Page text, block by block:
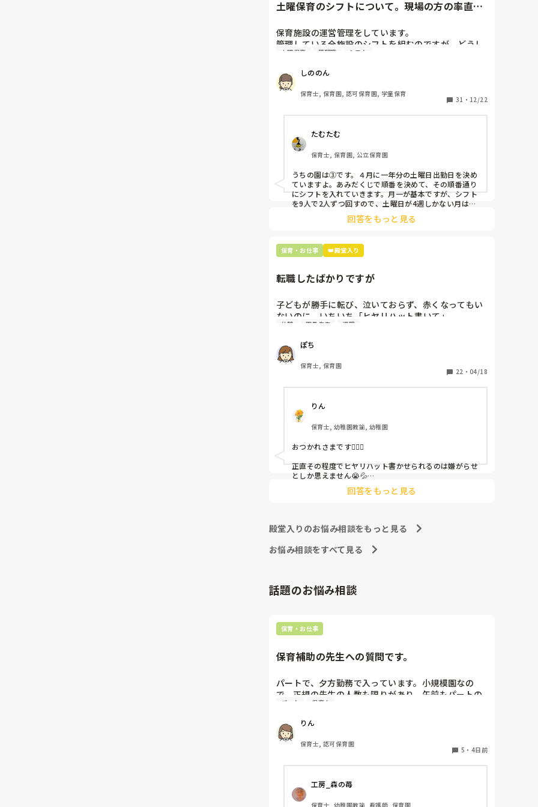
土曜保育のシフトについて。現場の方の率直な
保育施設の運営管理をしています。
管理している全施設のシフトを組むのですが、どうし
ても土曜保育だけは入れる方が少なく、いつも苦労し
応募の段階では皆、月1〜2回の土曜出勤があることに
同意して入職しているはずですが、いざ勤務が始まる
と一日も土曜出勤が出来ない方ばかりです。
①土曜日の希望休は2日まで、と制限をかける
②毎月、必ず土曜保育に入ることのできる日を1日だ
けピックアップしてもらう
③仮シフトが出た時、土曜出勤が難しければ自身で代
わりの人を交渉して見つけてもらう
上記のいずれかの対策を取り入れることを考えていま
土曜保育 管理職 シフト
しののん
保育士, 保育園, 認可保育園, 学童保育
31 ・ 12/22
たむたむ
保育士, 保育園, 公立保育園
うちの園は③です。４月に一年分の土曜日出勤日を決め
ていますよ。あみだくじで順番を決めて、その順番通り
にシフトを入れていきます。月一が基本ですが、シフト
を9人で2人ずつ回すので、土曜日が4週しかない月は無
しの時もありますよ。その土曜日が出られない人は、同
じシフト時間の人と自分で交代して貰い、主任に報告し
回答をもっと見る
保育・お仕事 👑殿堂入り
転職したばかりですが
子どもが勝手に転び、泣いておらず、赤くなってもい
ないのに、いちいち「ヒヤリハット書いて」
と書かされ
休憩時間に書くしかなく、辛いです
（そう言う本人は書かない）
しかも、上司に↑この内容でも
「どうしたらなくせるか」
呼ばれて一緒に対策を考えさせられること多数
これだけで30〜40分拘束されて辛いです
皆さんの園はどうですか?
休憩 園長先生 退職
ぽち
保育士, 保育園
22 ・ 04/18
りん
保育士, 幼稚園教諭, 幼稚園
おつかれさまです🙇🏻‍♀️
正直その程度でヒヤリハット書かせられるのは嫌がらせ
としか思えません😭💦
他の先生方も同様のことをされているのでしょうか？
回答をもっと見る
殿堂入りのお悩み相談をもっと見る
お悩み相談をすべて見る
話題のお悩み相談
保育・お仕事
保育補助の先生への質問です。
パートで、夕方勤務で入っています。小規模園なの
で、正規の先生の人数も限りがあり、午前もパートの
保育士さんが1人いたのですが、辞められて配置的に
にくい状態です。
私自身、他にダブルワークもせず、午前、自分の家の
用事だけで特に忙しくもないので、もともと、100名
を超える保育園でフリーをしていたこともあり、午前
すが、さほど苦にはなりません。
パート 保育士
りん
保育士, 認可保育園
5 ・ 4日前
工房_森の苺
保育士, 幼稚園教諭, 看護師, 保育園